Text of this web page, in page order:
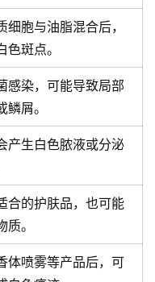
胞与油脂混合后，
斑点。
感染，可能导致局部
屑。
产生白色脓液或分泌
合的护肤品，也可能
。
体喷雾等产品后，可